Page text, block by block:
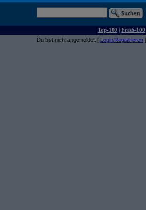
Top-100 | Fresh-100
Du bist nicht angemeldet. [ Login/Registrieren ]